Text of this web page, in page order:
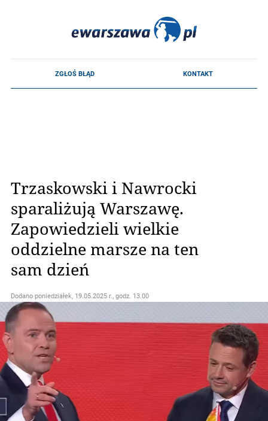
Trzaskowski i Nawrocki
sparaliżują Warszawę.
Zapowiedzieli wielkie
oddzielne marsze na ten
sam dzień
Dodano poniedziałek, 19.05.2025 r., godz. 13.00